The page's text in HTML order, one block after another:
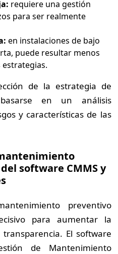
requiere una gestión
para ser realmente
en instalaciones de bajo
puede resultar menos
de la estrategia de
en un análisis
y características de las
software CMMS y
preventivo
para aumentar la
El software
de Mantenimiento